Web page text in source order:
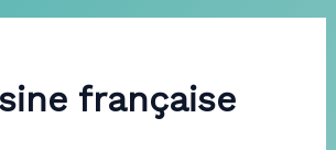
française